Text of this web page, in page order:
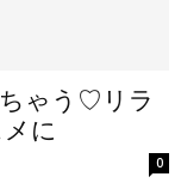
ゃう♡リラ
に
0